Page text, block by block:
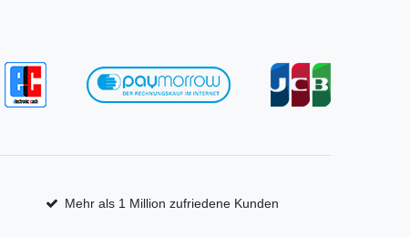
Mehr als 1 Million zufriedene Kunden